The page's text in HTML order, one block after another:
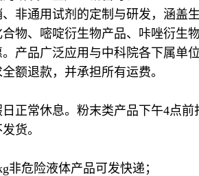
非通用试剂的定制与研发，涵盖
物、嘧啶衍生物产品、咔唑衍生物
产品广泛应用与中科院各下属单
户要求全额退款，并承担
正常休息。粉末类产品下午4点
货。
非危险液体产品可发快递；